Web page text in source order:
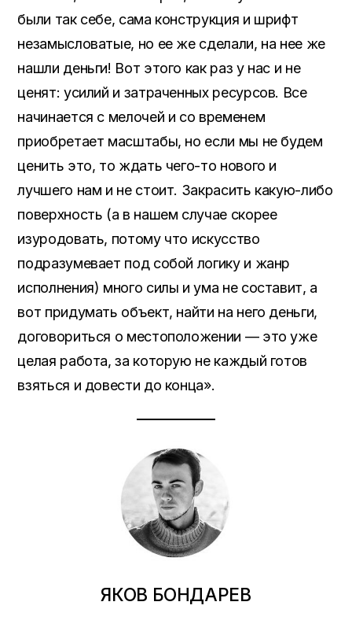
были так себе, сама конструкция и шрифт
незамысловатые, но ее же сделали, на нее же
нашли деньги! Вот этого как раз у нас и не
ценят: усилий и затраченных ресурсов. Все
начинается с мелочей и со временем
приобретает масштабы, но если мы не будем
ценить это, то ждать чего-то нового и
лучшего нам и не стоит. Закрасить какую-либо
поверхность (а в нашем случае скорее
изуродовать, потому что искусство
подразумевает под собой логику и жанр
исполнения) много силы и ума не составит, а
вот придумать объект, найти на него деньги,
договориться о местоположении — это уже
целая работа, за которую не каждый готов
взяться и довести до конца».
ЯКОВ БОНДАРЕВ